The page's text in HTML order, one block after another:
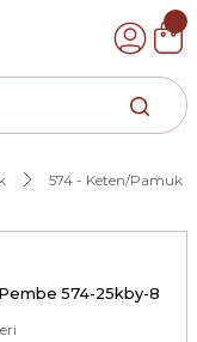
574 - Keten/Pamuk
574-25kby-8